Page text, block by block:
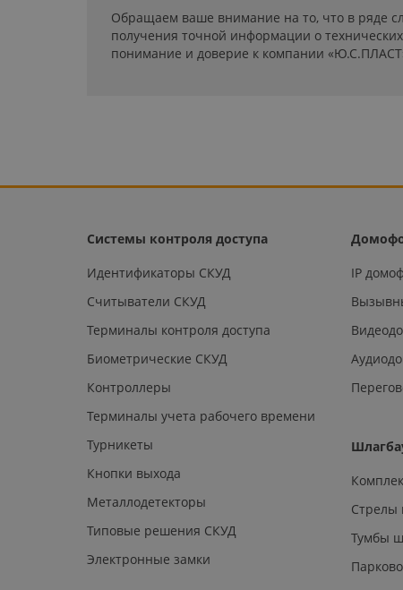
Обращаем ваше внимание на то, что в ряде
получения точной информации о
понимание и доверие к компании
Системы контроля доступа
Идентификаторы СКУД
Считыватели СКУД
Терминалы контроля доступа
Биометрические СКУД
Контроллеры
Терминалы учета рабочего времени
Турникеты
Кнопки выхода
Металлодетекторы
Типовые решения СКУД
Электронные замки
IP
Стрелы
Тумбы